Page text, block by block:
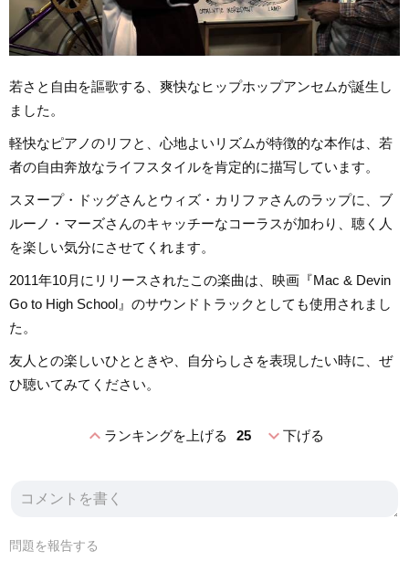
若さと自由を謳歌する、爽快なヒップホップアンセムが誕生し
ました。
軽快なピアノのリフと、心地よいリズムが特徴的な本作は、若
者の自由奔放なライフスタイルを肯定的に描写しています。
スヌープ・ドッグさんとウィズ・カリファさんのラップに、ブ
ルーノ・マーズさんのキャッチーなコーラスが加わり、聴く人
を楽しい気分にさせてくれます。
2011年10月にリリースされたこの楽曲は、映画『Mac & Devin
Go to High School』のサウンドトラックとしても使用されまし
た。
友人との楽しいひとときや、自分らしさを表現したい時に、ぜ
ひ聴いてみてください。
expand_lessランキングを上げる 25 expand_more下げる
問題を報告する